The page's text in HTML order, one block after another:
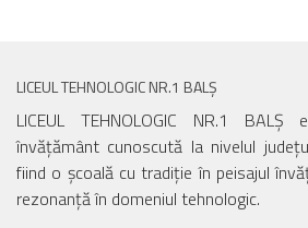
LICEUL TEHNOLOGIC NR.1 BALȘ
LICEUL TEHNOLOGIC NR.1
învățământ cunoscută la nivelul
fiind o școală cu tradiție în peisajul
rezonanță în domeniul tehnologic.